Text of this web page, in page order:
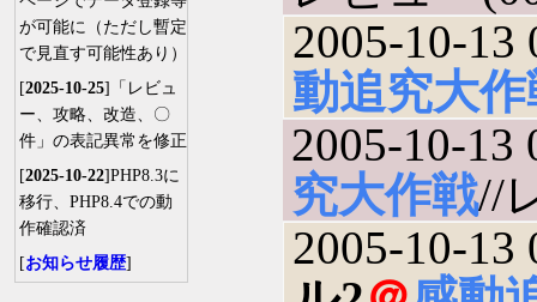
が可能に（ただし暫定
で見直す可能性あり）
[2025-10-25]「レビュ
ー、攻略、改造、〇
件」の表記異常を修正
[2025-10-22]PHP8.3に
移行、PHP8.4での動
作確認済
[お知らせ履歴]
2005-10-13
動追究大作
2005-10-13
究大作戦//
2005-10-13